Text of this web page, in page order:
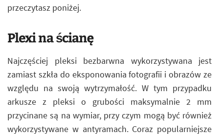
przeczytasz poniżej.
Plexi na ścianę
Najczęściej pleksi bezbarwna wykorzystywana jest
zamiast szkła do eksponowania fotografii i obrazów ze
względu na swoją wytrzymałość. W tym przypadku
arkusze z pleksi o grubości maksymalnie 2 mm
przycinane są na wymiar, przy czym mogą być również
wykorzystywane w antyramach. Coraz popularniejsze